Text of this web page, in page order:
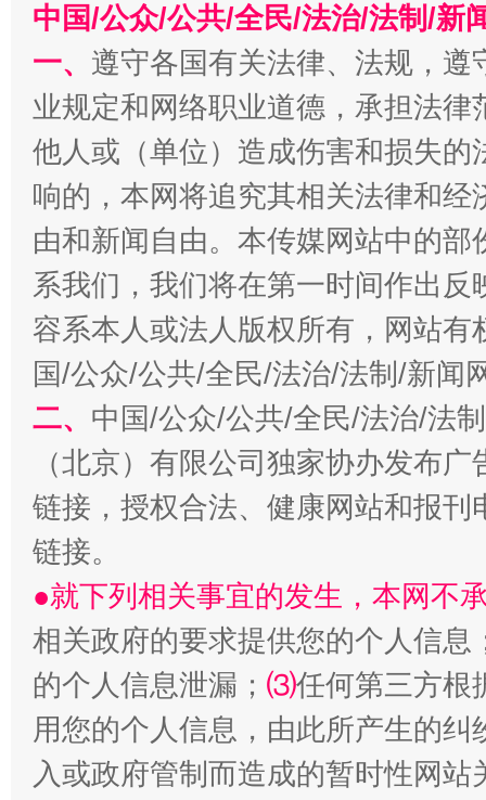
魏明亮
“刷贴”乱象丛生
生
中国/公众/公共/全民/法治/法制/新
一、 遵守各国有关法律、法规，
业规定和网络职业道德，承担法
他人或（单位）造成伤害和损失
响的，本网将追究其相关法律和
由和新闻自由。本传媒网站中的
系我们，我们将在第一时间作出
容系本人或法人版权所有，网站
国/公众/公共/全民/法治/法制/新闻
二、 中国/公众/公共/全民/法治/法
（北京）有限公司独家协办发布
链接，授权合法、健康网站和报
链接。
●就下列相关事宜的发生，本网不
相关政府的要求提供您的个人信息
的个人信息泄漏； ⑶任何第三方根
用您的个人信息，由此所产生的纠
入或政府管制而造成的暂时性网